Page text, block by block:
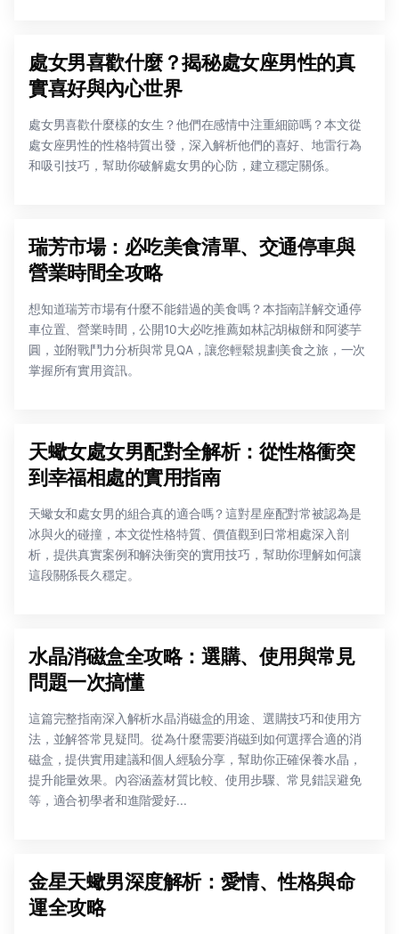
處女男喜歡什麼？揭秘處女座男性的真
實喜好與內心世界
處女男喜歡什麼樣的女生？他們在感情中注重細節嗎？本文從
處女座男性的性格特質出發，深入解析他們的喜好、地雷行為
和吸引技巧，幫助你破解處女男的心防，建立穩定關係。
瑞芳市場：必吃美食清單、交通停車與
營業時間全攻略
想知道瑞芳市場有什麼不能錯過的美食嗎？本指南詳解交通停
車位置、營業時間，公開10大必吃推薦如林記胡椒餅和阿婆芋
圓，並附戰鬥力分析與常見QA，讓您輕鬆規劃美食之旅，一次
掌握所有實用資訊。
天蠍女處女男配對全解析：從性格衝突
到幸福相處的實用指南
天蠍女和處女男的組合真的適合嗎？這對星座配對常被認為是
冰與火的碰撞，本文從性格特質、價值觀到日常相處深入剖
析，提供真實案例和解決衝突的實用技巧，幫助你理解如何讓
這段關係長久穩定。
水晶消磁盒全攻略：選購、使用與常見
問題一次搞懂
這篇完整指南深入解析水晶消磁盒的用途、選購技巧和使用方
法，並解答常見疑問。從為什麼需要消磁到如何選擇合適的消
磁盒，提供實用建議和個人經驗分享，幫助你正確保養水晶，
提升能量效果。內容涵蓋材質比較、使用步驟、常見錯誤避免
等，適合初學者和進階愛好...
金星天蠍男深度解析：愛情、性格與命
運全攻略